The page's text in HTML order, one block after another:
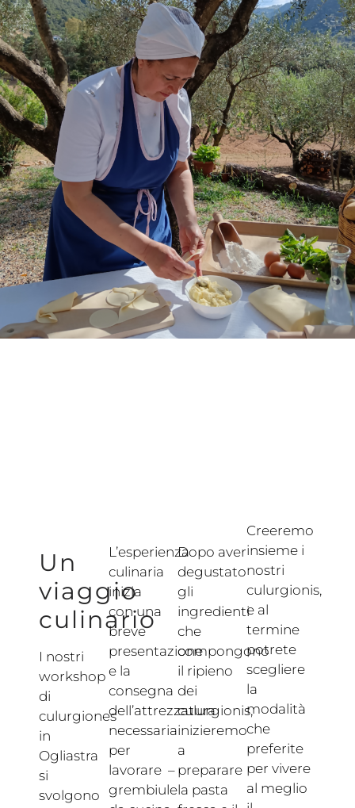
Un
viaggio
culinario
I nostri
workshop
di
culurgiones
in
Ogliastra
si
svolgono
L’esperienza
culinaria
inizia
con una
breve
presentazione
e la
consegna
dell’attrezzatura
necessaria
per
lavorare –
grembiule
Dopo aver
degustato
gli
ingredienti
che
compongono
il ripieno
dei
culurgionis,
inizieremo
a
preparare
la pasta
Creeremo
insieme i
nostri
culurgionis,
e al
termine
potrete
scegliere
la
modalità
che
preferite
per vivere
al meglio